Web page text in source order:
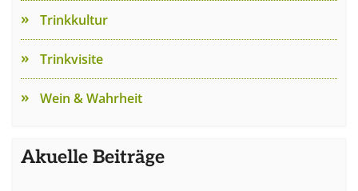
Trinkkultur
Trinkvisite
Wein & Wahrheit
Akuelle Beiträge